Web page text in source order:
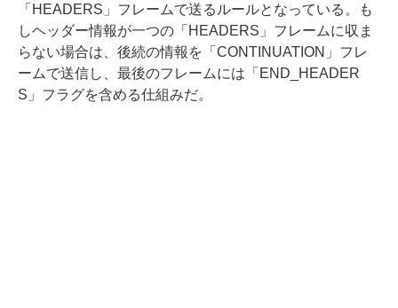
「HEADERS」フレームで送るルールとなっている。も
しヘッダー情報が一つの「HEADERS」フレームに収ま
らない場合は、後続の情報を「CONTINUATION」フレ
ームで送信し、最後のフレームには「END_HEADER
S」フラグを含める仕組みだ。